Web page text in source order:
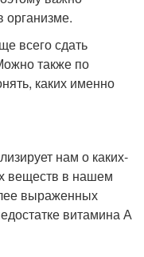
организме.
всего сдать
также по
каких именно
нам о каких-
веществ в нашем
выраженных
витамина А